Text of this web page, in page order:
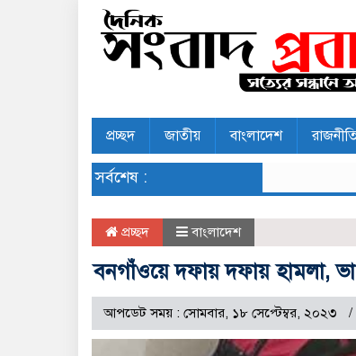
প্রচ্ছদ জাতীয় বাংলাদেশ
সর্বশেষ :
প্রচ্ছদ বাংলাদেশ
বনগাঁওয়ে দফায় দফায় হামলা,
আপডেট সময় : সোমবার, ১৮ সেপ্টেম্বর, ২০২৩